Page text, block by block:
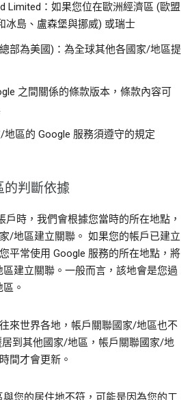
Limited：如果您位在歐洲經濟區 (歐盟
冰島、盧森堡與挪威) 或瑞士
部為美國)：為全球其他各國家/地區提
之間關係的條款版本，條款內容可
區的 Google 服務須遵守的規定
的判斷依據
戶時，我們會根據您當時的所在地點，
/地區建立關聯。 如果您的帳戶已建立
平常使用 Google 服務的所在地點，將
建立關聯。一般而言，該地會是您過
。
來世界各地，帳戶關聯國家/地區也不
到其他國家/地區，帳戶關聯國家/地
間才會更新。
您的居住地不符，可能是因為您的工